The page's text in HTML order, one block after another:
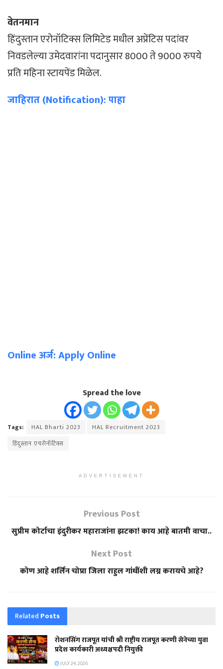
वेतनमान
हिंदुस्तान एरोनॉटिक्स लिमिटेड मधील अप्रेंटिस पदांवर
निवडलेल्या उमेदवारांना पदानुसार 8000 ते 9000 रुपये
प्रति महिना स्टायपेंड मिळेल.
जाहिरात (Notification): पाहा
Online अर्ज: Apply Online
Spread the love
Tags: HAL Bharti 2023
HAL Recruitment 2023
हिंदुस्तान एयरोनॉटिक्स
ADVERTISEMENT
Previous Post
सुप्रीम कोर्टाचा इंदुरीकर महाराजांना झटका! काय आहे बातमी वाचा..
Next Post
कोण आहे शर्लिन चोप्रा जिला राहुल गांधींशी लग्न करायचे आहे?
Related Posts
रोशनसिंग राजपूत यांची श्री राष्ट्रीय राजपूत करणी सेनेच्या युवा
प्रदेश कार्यकारी अध्यक्षपदी नियुक्ती
JULY 24, 2026